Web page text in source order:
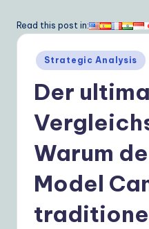
o
Read this post in:
Posted
in
Strategic Analysis
Der
Warum
Model